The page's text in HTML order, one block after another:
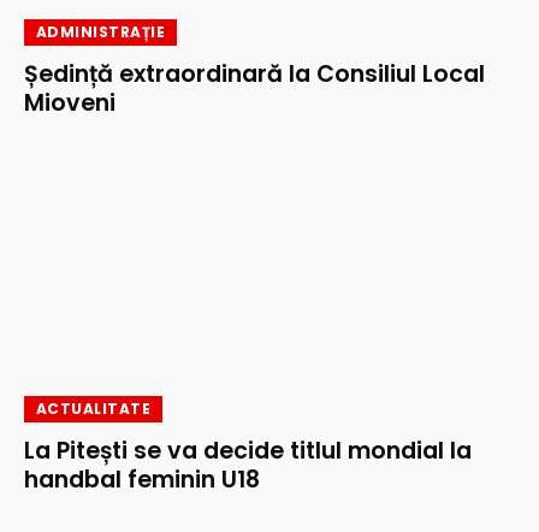
ADMINISTRAȚIE
Ședință extraordinară la Consiliul Local
Mioveni
ACTUALITATE
La Pitești se va decide titlul mondial la
handbal feminin U18